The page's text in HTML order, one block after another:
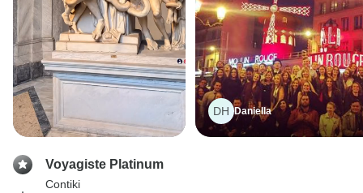
DH Daniella
Voyagiste Platinum
Contiki